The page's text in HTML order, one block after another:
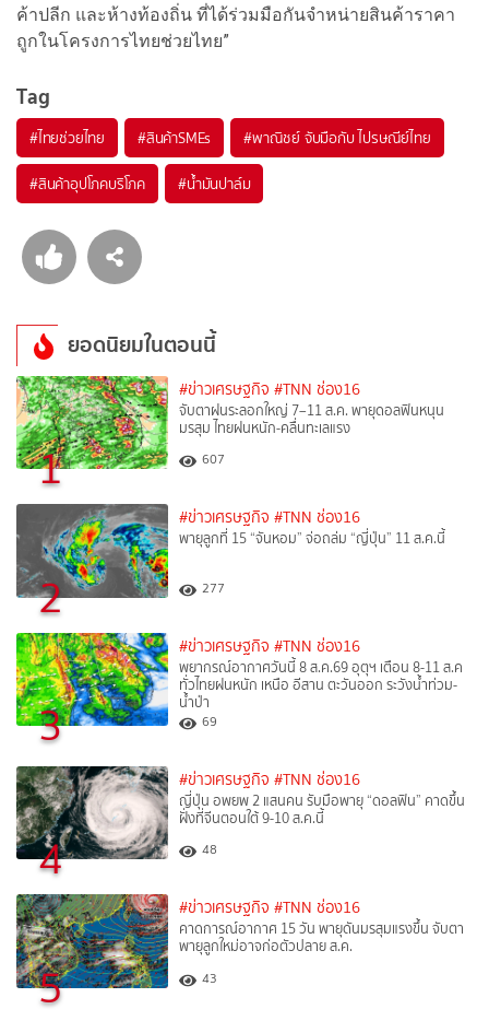
ค้าปลีก และห้างท้องถิ่น ที่ได้ร่วมมือกันจำหน่ายสินค้าราคา
ถูกในโครงการไทยช่วยไทย”
Tag
#ไทยช่วยไทย #สินค้าSMEs #พาณิชย์ จับมือกับ ไปรษณีย์ไทย
#สินค้าอุปโภคบริโภค #น้ำมันปาล์ม
ยอดนิยมในตอนนี้
1
#ข่าวเศรษฐกิจ #TNN ช่อง16
จับตาฝนระลอกใหญ่ 7–11 ส.ค. พายุดอลฟินหนุน
มรสุม ไทยฝนหนัก-คลื่นทะเลแรง
607
2
#ข่าวเศรษฐกิจ #TNN ช่อง16
พายุลูกที่ 15 “จันหอม” จ่อถล่ม “ญี่ปุ่น” 11 ส.ค.นี้
277
3
#ข่าวเศรษฐกิจ #TNN ช่อง16
พยากรณ์อากาศวันนี้ 8 ส.ค.69 อุตุฯ เตือน 8-11 ส.ค
ทั่วไทยฝนหนัก เหนือ อีสาน ตะวันออก ระวังน้ำท่วม-
น้ำป่า
69
4
#ข่าวเศรษฐกิจ #TNN ช่อง16
ญี่ปุ่น อพยพ 2 แสนคน รับมือพายุ “ดอลฟิน” คาดขึ้น
ฝั่งที่จีนตอนใต้ 9-10 ส.ค.นี้
48
5
#ข่าวเศรษฐกิจ #TNN ช่อง16
คาดการณ์อากาศ 15 วัน พายุดันมรสุมแรงขึ้น จับตา
พายุลูกใหม่อาจก่อตัวปลาย ส.ค.
43